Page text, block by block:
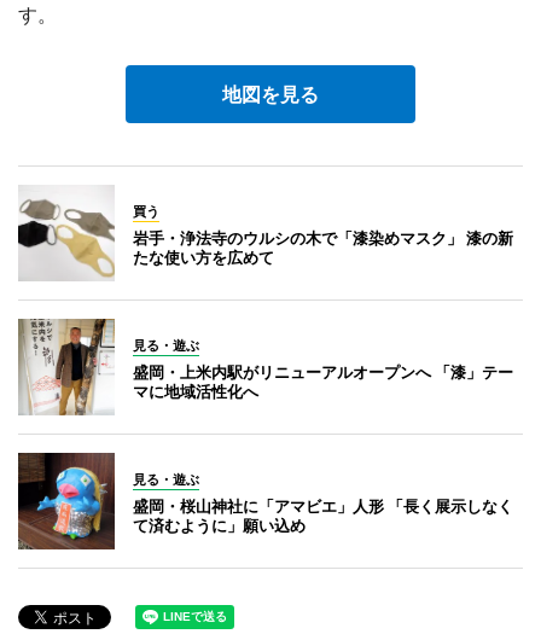
す。
地図を見る
買う
岩手・浄法寺のウルシの木で「漆染めマスク」 漆の新
たな使い方を広めて
見る・遊ぶ
盛岡・上米内駅がリニューアルオープンへ 「漆」テー
マに地域活性化へ
見る・遊ぶ
盛岡・桜山神社に「アマビエ」人形 「長く展示しなく
て済むように」願い込め